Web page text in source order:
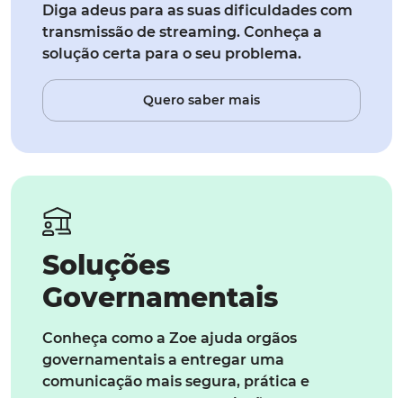
Diga adeus para as suas dificuldades com
transmissão de streaming. Conheça a
solução certa para o seu problema.
Quero saber mais
Soluções
Governamentais
Conheça como a Zoe ajuda orgãos
governamentais a entregar uma
comunicação mais segura, prática e